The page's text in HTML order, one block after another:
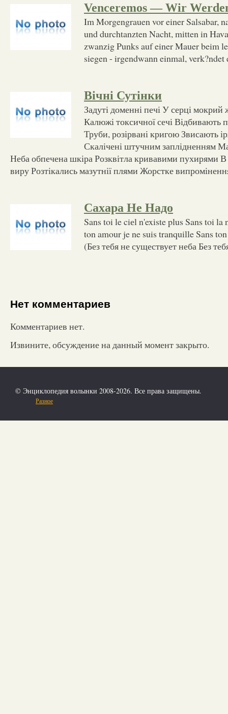
Venceremos — Wir
Im Morgengrauen vor einer Salsabar,
und durchtanzten Nacht, mitten in
zwanzig Punks auf einer Mauer beim
siegen - irgendwann einmal, verk?ndet
Вічні Сутінки
Задуті доменні печі У серці
Калюжі токсичної сечі Відбивають
Труби, розірвані кригою Звисають
Скалічені штучним заплідненням
Неба обпечена шкіра Розквітла кривавими пухирями В
виру Розтікались мазутнії плями Жорстке
Сахара Не Надо
Sans toi le ciеl n'existe plus Sans toi la
ton amour je ne suis tranquille Sans
(Без тебя не существует неба Без
Нет комментариев
Комментариев нет.
Извините, обсуждение на данный момент закрыто.
© Энциклопедия волынки 2008-2026. Все права защищены.
Разное